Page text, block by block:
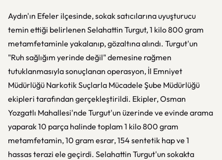
Aydın'ın Efeler ilçesinde, sokak satıcılarına uyuşturucu
temin ettiği belirlenen Selahattin Turgut, 1 kilo 800 gram
metamfetaminle yakalanıp, gözaltına alındı. Turgut'un
"Ruh sağlığım yerinde değil" demesine rağmen
tutuklanmasıyla sonuçlanan operasyon, İl Emniyet
Müdürlüğü Narkotik Suçlarla Mücadele Şube Müdürlüğü
ekipleri tarafından gerçekleştirildi. Ekipler, Osman
Yozgatlı Mahallesi'nde Turgut'un üzerinde ve evinde arama
yaparak 10 parça halinde toplam 1 kilo 800 gram
metamfetamin, 10 gram esrar, 154 sentetik hap ve 1
hassas terazi ele geçirdi. Selahattin Turgut'un sokakta